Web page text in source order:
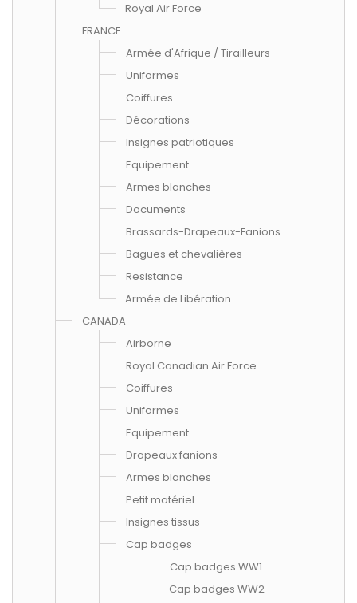
Royal Air Force
FRANCE
Armée d'Afrique / Tirailleurs
Uniformes
Coiffures
Décorations
Insignes patriotiques
Equipement
Armes blanches
Documents
Brassards-Drapeaux-Fanions
Bagues et chevalières
Resistance
Armée de Libération
CANADA
Airborne
Royal Canadian Air Force
Coiffures
Uniformes
Equipement
Drapeaux fanions
Armes blanches
Petit matériel
Insignes tissus
Cap badges
Cap badges WW1
Cap badges WW2